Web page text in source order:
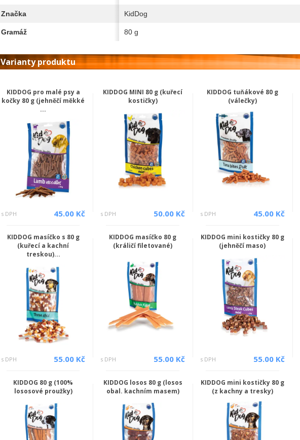
Značka KidDog
Gramáž 80 g
Varianty produktu
KIDDOG pro malé psy a
kočky 80 g (jehněčí měkké
...
s DPH 45.00 Kč
KIDDOG MINI 80 g (kuřecí
kostičky)
s DPH 50.00 Kč
KIDDOG tuňákové 80 g
(válečky)
s DPH 45.00 Kč
KIDDOG masíčko s 80 g
(kuřecí a kachní
treskou)...
s DPH 55.00 Kč
KIDDOG masíčko 80 g
(králičí filetované)
s DPH 55.00 Kč
KIDDOG mini kostičky 80 g
(jehněčí maso)
s DPH 55.00 Kč
KIDDOG 80 g (100%
lososové proužky)
KIDDOG losos 80 g (losos
obal. kachním masem)
KIDDOG mini kostičky 80 g
(z kachny a tresky)